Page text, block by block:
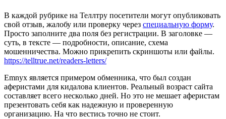
В каждой рубрике на Теллтру посетители могут опубликовать
свой отзыв, жалобу или проверку через специальную форму.
Просто заполните два поля без регистрации. В заголовке —
суть, в тексте — подробности, описание, схема
мошенничества. Можно прикрепить скриншоты или файлы.
https://telltrue.net/readers-letters/
Emnyx является примером обменника, что был создан
аферистами для кидалова клиентов. Реальный возраст сайта
составляет всего несколько дней. Но это не мешает аферистам
презентовать себя как надежную и проверенную
организацию. На что вестись точно не стоит.